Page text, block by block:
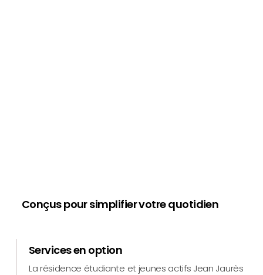
Conçus pour simplifier votre quotidien
Services en option
La résidence étudiante et jeunes actifs Jean Jaurès